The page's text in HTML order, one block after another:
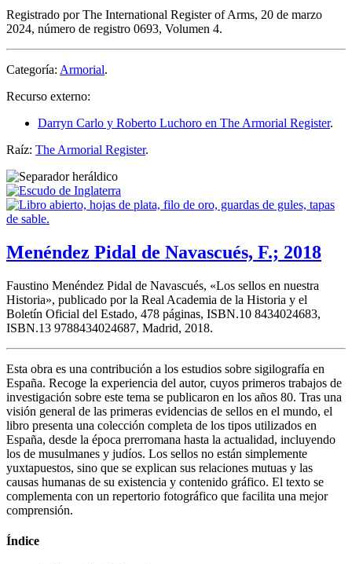
Registrado por The International Register of Arms, 20 de marzo
2024, número de registro 0693, Volumen 4.
Categoría: Armorial.
Recurso externo:
Darryn Carlo y Roberto Luchoro en The Armorial Register.
Raíz: The Armorial Register.
Menéndez Pidal de Navascués, F.; 2018
Faustino Menéndez Pidal de Navascués, «Los sellos en nuestra
Historia», publicado por la Real Academia de la Historia y el
Boletín Oficial del Estado, 478 páginas, ISBN.10 8434024683,
ISBN.13 9788434024687, Madrid, 2018.
Esta obra es una contribución a los estudios sobre sigilografía en
España. Recoge la experiencia del autor, cuyos primeros trabajos de
investigación sobre este tema se publicaron en los años 80. Tras una
visión general de las primeras evidencias de sellos en el mundo, el
libro presenta una colección completa de los tipos utilizados en
España, desde la época prerromana hasta la actualidad, incluyendo
los de musulmanes y judíos. Los sellos no están simplemente
yuxtapuestos, sino que se explican sus relaciones mutuas y las
causas humanas de su existencia y contenido gráfico. El texto se
complementa con un repertorio fotográfico que facilita una mejor
comprensión.
Índice